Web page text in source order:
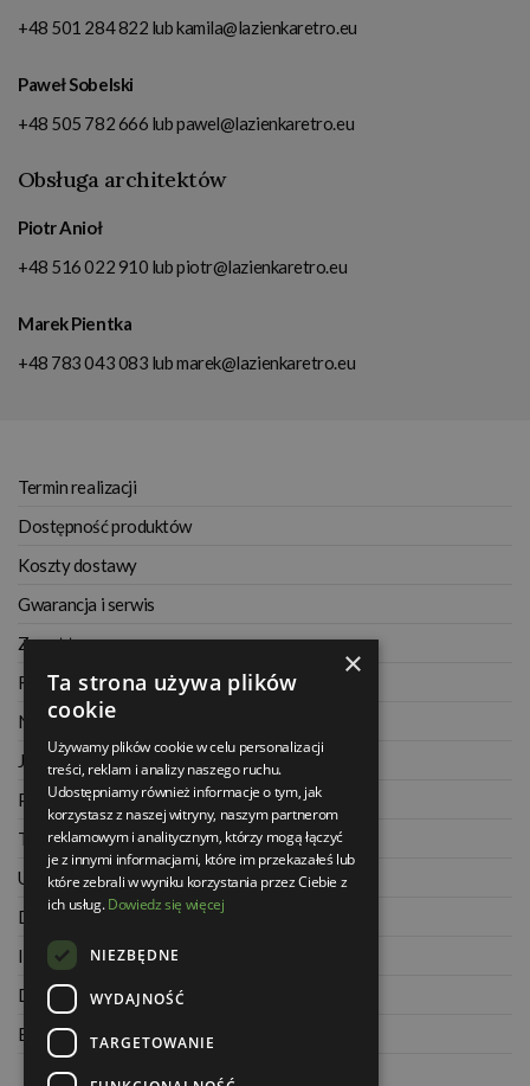
+48 501 284 822 lubkamila@lazienkaretro.eu
Paweł Sobelski
+48 505 782 666 lubpawel@lazienkaretro.eu
Obsługa architektów
Piotr Anioł
+48 516 022 910 lubpiotr@lazienkaretro.eu
Marek Pientka
+48 783 043 083 lubmarek@lazienkaretro.eu
Termin realizacji
Dostępność produktów
Koszty dostawy
Gwarancja i serwis
Zwrot towaru
Regulamin
Najczęściej zadawane pytania
Jak kupować na raty
Polityka prywatności
Twoje zamówienia
Ustawienia konta
Dane kontaktowe
Informacje o firmie
Dla architektów
Blog
×
Ta strona używa plików
cookie
Używamy plików cookie w celu personalizacji
treści, reklam i analizy naszego ruchu.
Udostępniamy również informacje o tym, jak
korzystasz z naszej witryny, naszym partnerom
reklamowym i analitycznym, którzy mogą łączyć
je z innymi informacjami, które im przekazałeś lub
które zebrali w wyniku korzystania przez Ciebie z
ich usług.Dowiedz się więcej
NIEZBĘDNE
WYDAJNOŚĆ
TARGETOWANIE